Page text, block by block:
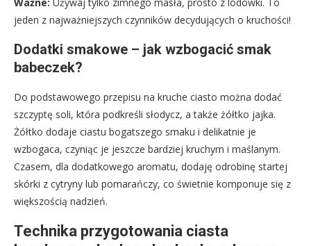
Ważne: Używaj tylko zimnego masła, prosto z lodówki. To
jeden z najważniejszych czynników decydujących o kruchości!
Dodatki smakowe – jak wzbogacić smak
babeczek?
Do podstawowego przepisu na kruche ciasto można dodać
szczyptę soli, która podkreśli słodycz, a także żółtko jajka.
Żółtko dodaje ciastu bogatszego smaku i delikatnie je
wzbogaca, czyniąc je jeszcze bardziej kruchym i maślanym.
Czasem, dla dodatkowego aromatu, dodaję odrobinę startej
skórki z cytryny lub pomarańczy, co świetnie komponuje się z
większością nadzień.
Technika przygotowania ciasta